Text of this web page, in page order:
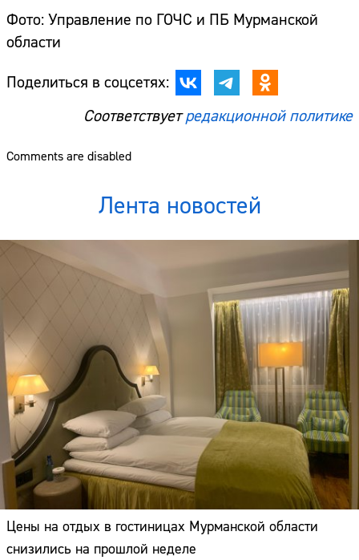
Фото: Управление по ГОЧС и ПБ Мурманской
области
Поделиться в соцсетях:
Соответствуетредакционной политике
Comments are disabled
Лента новостей
Цены на отдых в гостиницах Мурманской области
снизились на прошлой неделе